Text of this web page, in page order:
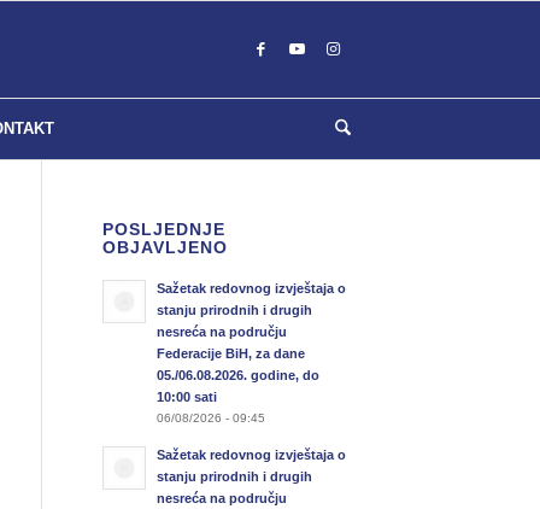
POSLJEDNJE
OBJAVLJENO
Sažetak redovnog izvještaja o
stanju prirodnih i drugih
nesreća na području
Federacije BiH, za dane
05./06.08.2026. godine, do
10:00 sati
06/08/2026 - 09:45
Sažetak redovnog izvještaja o
stanju prirodnih i drugih
nesreća na području